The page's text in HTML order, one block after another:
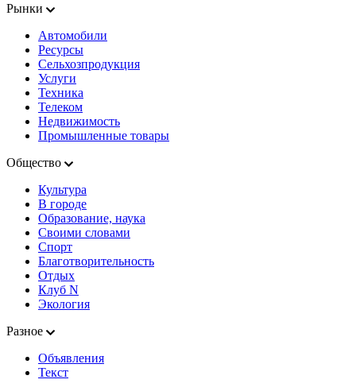
Рынки
Автомобили
Ресурсы
Сельхозпродукция
Услуги
Техника
Телеком
Недвижимость
Промышленные товары
Общество
Культура
В городе
Образование, наука
Своими словами
Спорт
Благотворительность
Отдых
Клуб N
Экология
Разное
Объявления
Текст